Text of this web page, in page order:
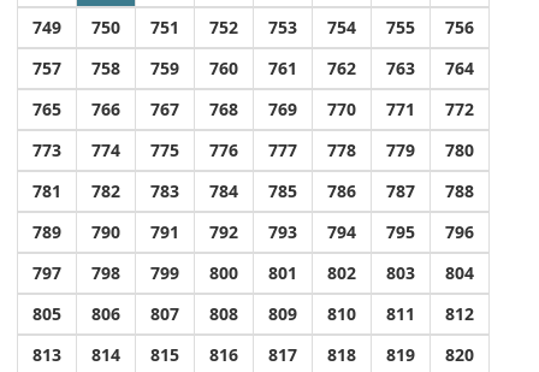
749
750 751 752 753 754 755
756
757
758 759 760 761 762 763
764
765
766 767 768 769 770 771
772
773
774 775 776 777 778 779
780
781
782 783 784 785 786 787
788
789
790 791 792 793 794 795
796
797
798 799 800 801 802 803
804
805
806 807 808 809 810 811
812
813
814 815 816 817 818 819
820